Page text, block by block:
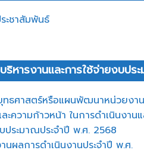
ะชาสัมพันธ์
ริหารงานและการใช้จ่ายงบปร
ธศาสตร์หรือแผนพัฒนาหน่วยงาน
ะความก้าวหน้า ในการดำเนินงานแ
ประมาณประจำปี พ.ศ. 2568
นผลการดำเนินงานประจำปี พ.ศ.